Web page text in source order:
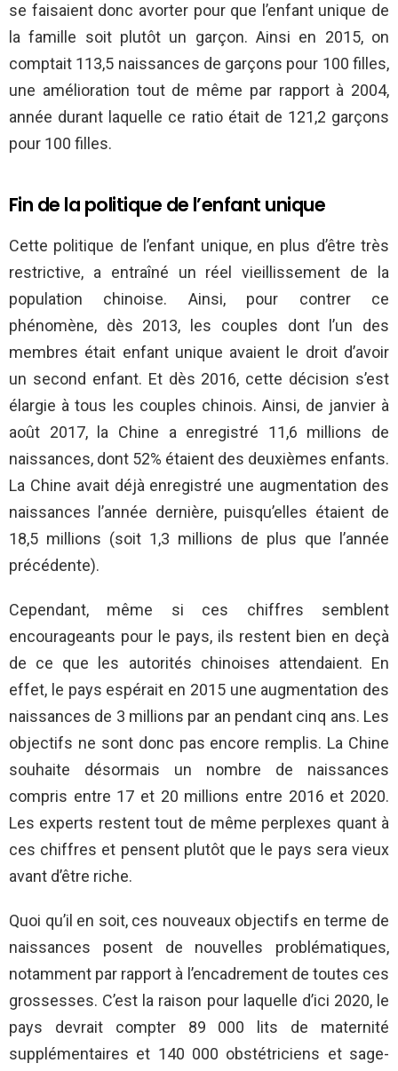
se faisaient donc avorter pour que l’enfant unique de
la famille soit plutôt un garçon. Ainsi en 2015, on
comptait 113,5 naissances de garçons pour 100 filles,
une amélioration tout de même par rapport à 2004,
année durant laquelle ce ratio était de 121,2 garçons
pour 100 filles.
Fin de la politique de l’enfant unique
Cette politique de l’enfant unique, en plus d’être très
restrictive, a entraîné un réel vieillissement de la
population chinoise. Ainsi, pour contrer ce
phénomène, dès 2013, les couples dont l’un des
membres était enfant unique avaient le droit d’avoir
un second enfant. Et dès 2016, cette décision s’est
élargie à tous les couples chinois. Ainsi, de janvier à
août 2017, la Chine a enregistré 11,6 millions de
naissances, dont 52% étaient des deuxièmes enfants.
La Chine avait déjà enregistré une augmentation des
naissances l’année dernière, puisqu’elles étaient de
18,5 millions (soit 1,3 millions de plus que l’année
précédente).
Cependant, même si ces chiffres semblent
encourageants pour le pays, ils restent bien en deçà
de ce que les autorités chinoises attendaient. En
effet, le pays espérait en 2015 une augmentation des
naissances de 3 millions par an pendant cinq ans. Les
objectifs ne sont donc pas encore remplis. La Chine
souhaite désormais un nombre de naissances
compris entre 17 et 20 millions entre 2016 et 2020.
Les experts restent tout de même perplexes quant à
ces chiffres et pensent plutôt que le pays sera vieux
avant d’être riche.
Quoi qu’il en soit, ces nouveaux objectifs en terme de
naissances posent de nouvelles problématiques,
notamment par rapport à l’encadrement de toutes ces
grossesses. C’est la raison pour laquelle d’ici 2020, le
pays devrait compter 89 000 lits de maternité
supplémentaires et 140 000 obstétriciens et sage-